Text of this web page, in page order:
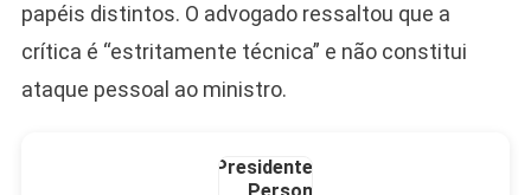
papéis distintos. O advogado ressaltou que a
crítica é “estritamente técnica” e não constitui
ataque pessoal ao ministro.
Presidente Porcelana